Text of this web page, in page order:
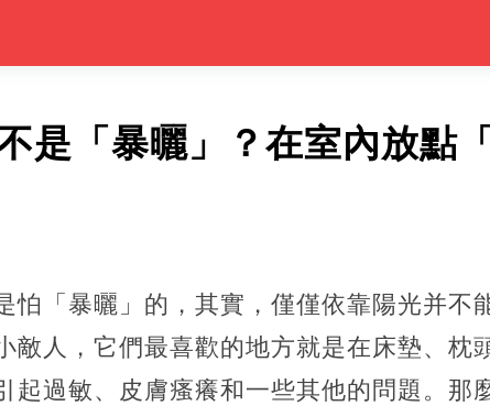
是「暴曬」？在室內放點
怕「暴曬」的，其實，僅僅依靠陽光并不
敵人，它們最喜歡的地方就是在床墊、枕
起過敏、皮膚瘙癢和一些其他的問題。那